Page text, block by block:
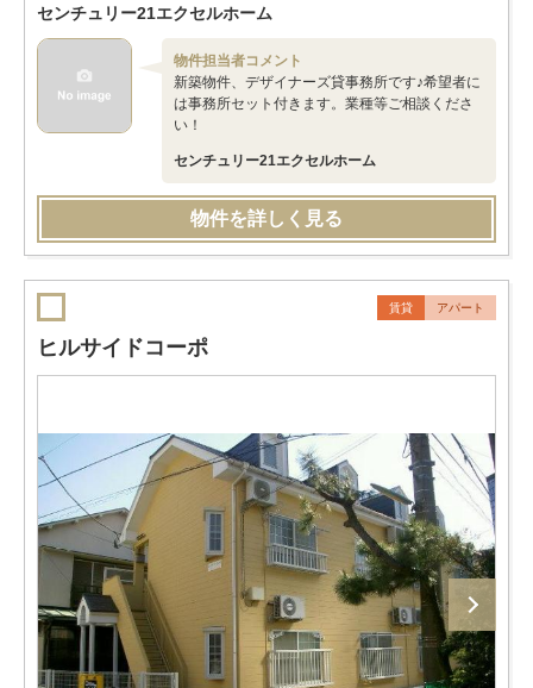
センチュリー21エクセルホーム
物件担当者コメント
新築物件、デザイナーズ貸事務所です♪希望者に
は事務所セット付きます。業種等ご相談くださ
い！
センチュリー21エクセルホーム
物件を詳しく見る
賃貸 アパート
ヒルサイドコーポ